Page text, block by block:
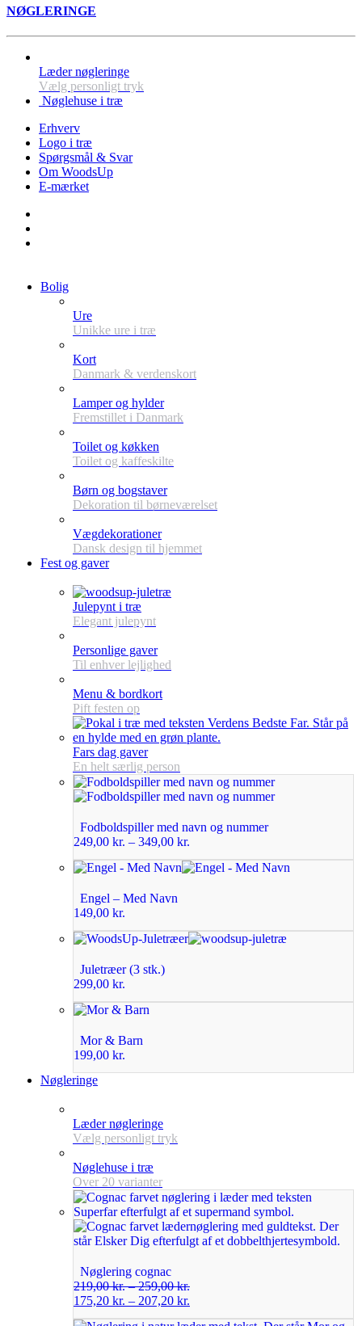
NØGLERINGE
Læder nøgleringe
Vælg personligt tryk
Nøglehuse i træ
Erhverv
Logo i træ
Spørgsmål & Svar
Om WoodsUp
E-mærket
Bolig
Ure
Unikke ure i træ
Kort
Danmark & verdenskort
Lamper og hylder
Fremstillet i Danmark
Toilet og køkken
Toilet og kaffeskilte
Børn og bogstaver
Dekoration til børneværelset
Vægdekorationer
Dansk design til hjemmet
Fest og gaver
Julepynt i træ
Elegant julepynt
Personlige gaver
Til enhver lejlighed
Menu & bordkort
Pift festen op
Fars dag gaver
En helt særlig person
Fodboldspiller med navn og nummer
249,00 kr. – 349,00 kr.
Engel – Med Navn
149,00 kr.
Juletræer (3 stk.)
299,00 kr.
Mor & Barn
199,00 kr.
Nøgleringe
Læder nøgleringe
Vælg personligt tryk
Nøglehuse i træ
Over 20 varianter
Nøglering cognac
219,00kr.–259,00kr.
175,20 kr. – 207,20 kr.